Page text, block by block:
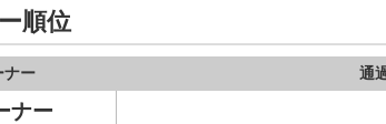
順位
ナー 通
ナー